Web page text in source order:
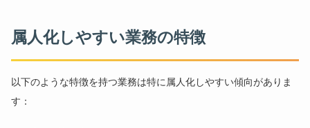
属人化しやすい業務の特徴
以下のような特徴を持つ業務は特に属人化しやすい傾向がありま
す：